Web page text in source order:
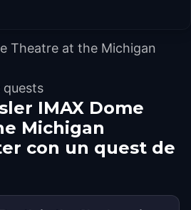
Theatre at the Michigan
quests
IMAX Dome
Michigan
con un quest de